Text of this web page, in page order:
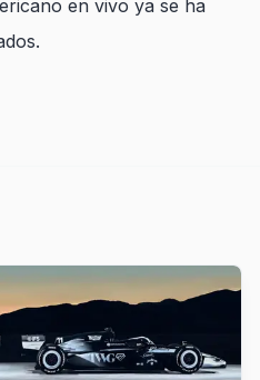
en vivo ya se ha